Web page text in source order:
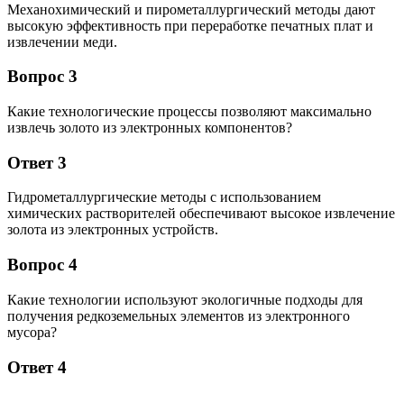
Механохимический и пирометаллургический методы дают
высокую эффективность при переработке печатных плат и
извлечении меди.
Вопрос 3
Какие технологические процессы позволяют максимально
извлечь золото из электронных компонентов?
Ответ 3
Гидрометаллургические методы с использованием
химических растворителей обеспечивают высокое извлечение
золота из электронных устройств.
Вопрос 4
Какие технологии используют экологичные подходы для
получения редкоземельных элементов из электронного
мусора?
Ответ 4